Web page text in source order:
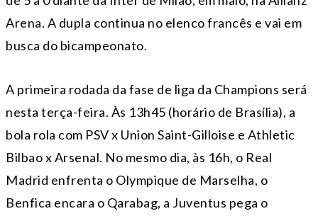
Arena. A dupla continua no elenco francês e vai em
busca do bicampeonato.
A primeira rodada da fase de liga da Champions será
nesta terça-feira. Às 13h45 (horário de Brasília), a
bola rola com PSV x Union Saint-Gilloise e Athletic
Bilbao x Arsenal. No mesmo dia, às 16h, o Real
Madrid enfrenta o Olympique de Marselha, o
Benfica encara o Qarabag, a Juventus pega o